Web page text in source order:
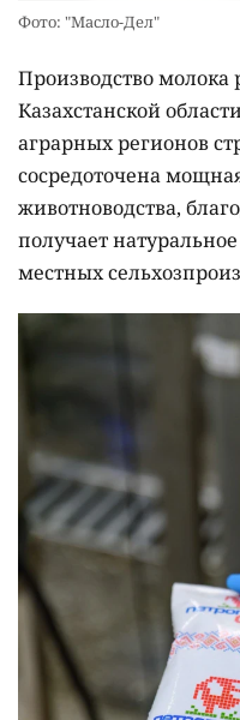
Фото: "Масло-Дел"
Производство молока
Казахстанской
аграрных регионов
сосредоточена
животноводства,
получает
местных